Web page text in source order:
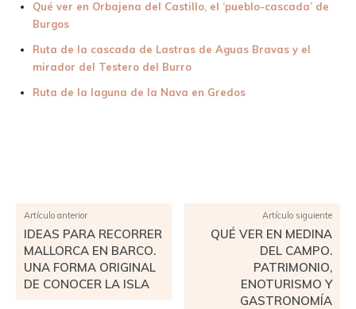
Qué ver en Orbajena del Castillo, el ‘pueblo-cascada’ de
Burgos
Ruta de la cascada de Lastras de Aguas Bravas y el
mirador del Testero del Burro
Ruta de la laguna de la Nava en Gredos
Artículo anterior
IDEAS PARA RECORRER
MALLORCA EN BARCO.
UNA FORMA ORIGINAL
DE CONOCER LA ISLA
Artículo siguiente
QUÉ VER EN MEDINA
DEL CAMPO.
PATRIMONIO,
ENOTURISMO Y
GASTRONOMÍA